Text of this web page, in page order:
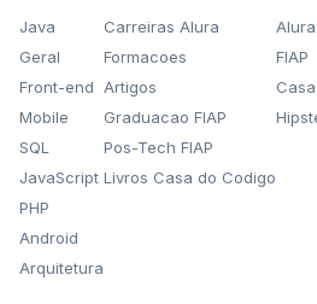
Java
Geral
Front-end
Mobile
SQL
JavaScript
PHP
Android
Arquitetura
Carreiras Alura
Formacoes
Artigos
Graduacao FIAP
Pos-Tech FIAP
Livros Casa do Codigo
Alura
FIAP